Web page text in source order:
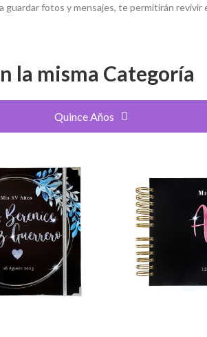
fotos y mensajes, te permitirán revivir
la misma Categoría
Quince Años